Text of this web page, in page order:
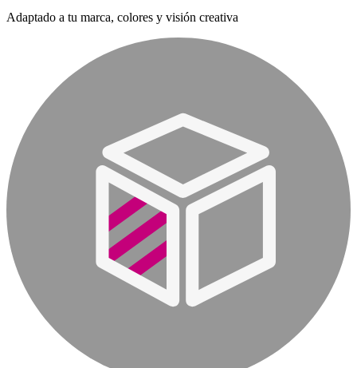
Adaptado a tu marca, colores y visión creativa